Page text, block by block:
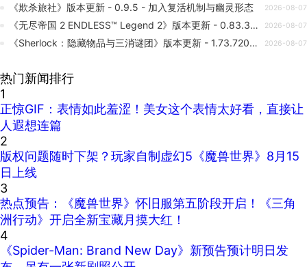
《欺杀旅社》版本更新 - 0.9.5 - 加入复活机制与幽灵形态 2026-08-07
《无尽帝国 2 ENDLESS™ Legend 2》版本更新 - 0.83.318 - 教程难度与单位升级修复 2026-08-07
《Sherlock：隐藏物品与三消谜团》版本更新 - 1.73.7201 - 穿靴子的猫主题活动上线 2026-08-07
热门新闻排行
1
正惊GIF：表情如此羞涩！美女这个表情太好看，直接让
人遐想连篇
2
版权问题随时下架？玩家自制虚幻5《魔兽世界》8月15
日上线
3
热点预告：《魔兽世界》怀旧服第五阶段开启！《三角
洲行动》开启全新宝藏月摸大红！
4
《Spider-Man: Brand New Day》新预告预计明日发